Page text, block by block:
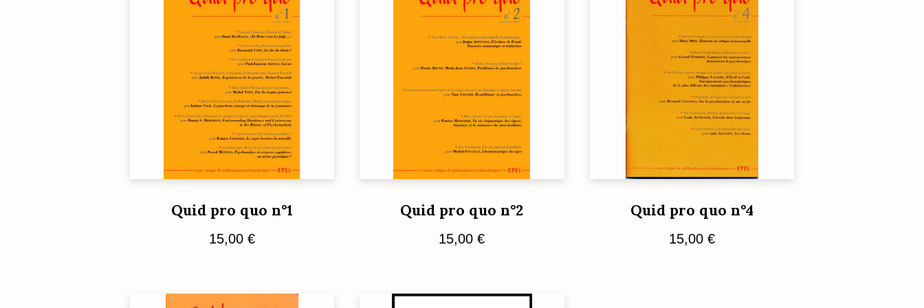
Quid pro quo n°1
15,00 €
Quid pro quo n°2
15,00 €
Quid pro quo n°4
15,00 €